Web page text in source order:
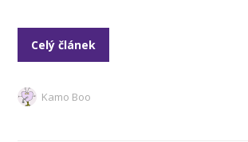
Celý článek
Kamo Boo